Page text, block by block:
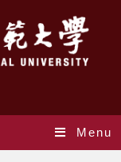
Menu